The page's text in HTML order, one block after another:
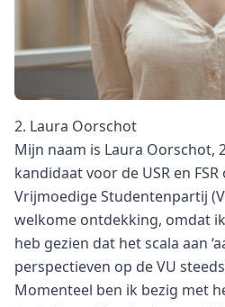
2. Laura Oorschot
Mijn naam is Laura Oorschot,
kandidaat voor de USR en FSR
Vrijmoedige Studentenpartij
welkome ontdekking, omdat
heb gezien dat het scala aan
perspectieven op de VU
Momenteel ben ik bezig met